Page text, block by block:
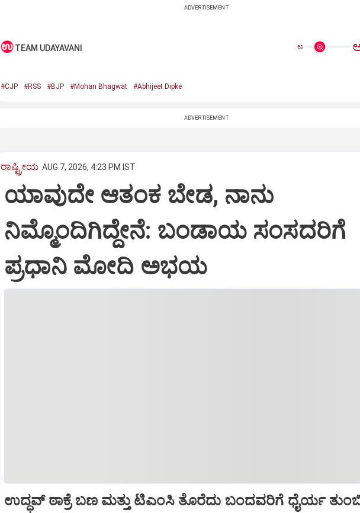
ADVERTISEMENT
TEAM UDAYAVANI ಅ
#CJP #RSS #BJP #Mohan Bhagwat #Abhijeet Dipke
ADVERTISEMENT
ರಾಷ್ಟ್ರೀಯ AUG 7, 2026, 4:23 PM IST
ಯಾವುದೇ ಆತಂಕ ಬೇಡ, ನಾನು
ನಿಮ್ಮೊಂದಿಗಿದ್ದೇನೆ: ಬಂಡಾಯ ಸಂಸದರಿಗೆ
ಪ್ರಧಾನಿ ಮೋದಿ ಅಭಯ
ಉದ್ಧವ್ ಠಾಕ್ರೆ ಬಣ ಮತ್ತು ಟಿಎಂಸಿ ತೊರೆದು ಬಂದವರಿಗೆ ಧೈರ್ಯ